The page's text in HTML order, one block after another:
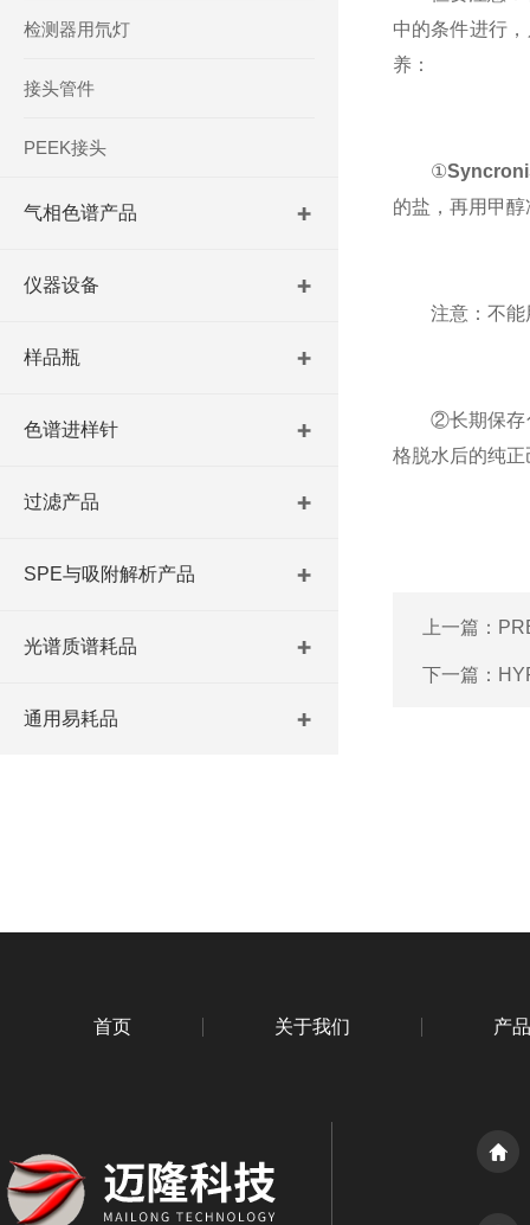
检测器用氘灯
接头管件
PEEK接头
气相色谱产品
仪器设备
样品瓶
色谱进样针
过滤产品
SPE与吸附解析产品
光谱质谱耗品
通用易耗品
中的条件进行
养：
①
的盐，再用甲
注意：不能用
②长期保存色
格脱水后的纯
上一篇：
下一篇：
首页 关于我们 产